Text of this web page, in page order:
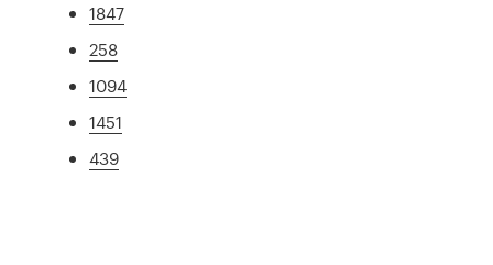
1847
258
1094
1451
439